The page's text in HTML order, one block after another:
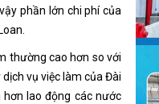
phần lớn chi phí của
thường cao hơn so với
vụ việc làm của Đài
lao động các nước